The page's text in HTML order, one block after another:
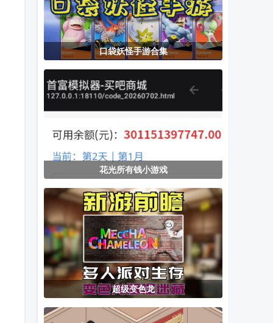
游戏
告游戏
拟器(Ultra Z
Riser)
花光马斯克的
生锈战争无限
超级变色龙联
口袋妖怪手游合集
花光所有钱小游戏
超级变色龙